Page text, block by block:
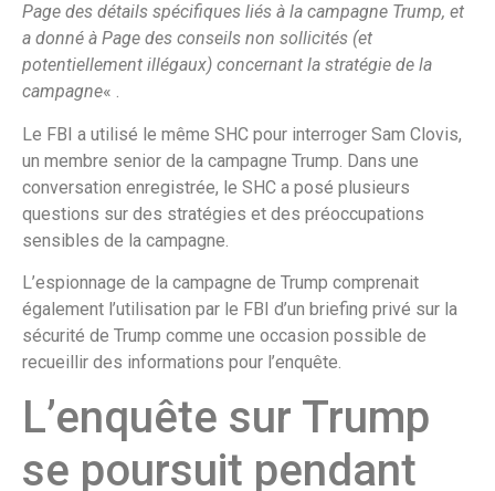
Page des détails spécifiques liés à la campagne Trump, et
a donné à Page des conseils non sollicités (et
potentiellement illégaux) concernant la stratégie de la
campagne« .
Le FBI a utilisé le même SHC pour interroger Sam Clovis,
un membre senior de la campagne Trump. Dans une
conversation enregistrée, le SHC a posé plusieurs
questions sur des stratégies et des préoccupations
sensibles de la campagne.
L’espionnage de la campagne de Trump comprenait
également l’utilisation par le FBI d’un briefing privé sur la
sécurité de Trump comme une occasion possible de
recueillir des informations pour l’enquête.
L’enquête sur Trump
se poursuit pendant